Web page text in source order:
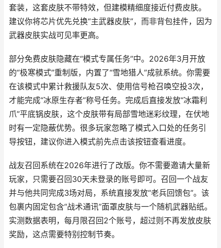
套装，这套皮肤不带特效，但建模精细度接近付费皮肤。
建议你将芯片优先兑换“主武器皮肤”，而非背包挂件，因为
武器皮肤实战可见率更高。
部分免费皮肤隐藏在“模式专属任务”中。2026年3月开放
的“极寒模式”重制版，内置了“雪地猎人”成就系统。你需要
在该模式中累计救援队友5次、使用信号枪召唤空投3次，
才能完成“冰原生存者”称号任务。完成后直接发放“冰霜利
爪”平底锅皮肤，这个皮肤带有局部雪地迷彩纹理，在伏地
时有一定隐蔽优势。很多玩家忽略了模式入口处的任务引
导按钮，建议你进入模式前先点击该按钮查看进度。
战友召回系统在2026年进行了改版。你不需要邀请大量新
玩家，只需要召回30天未登录的账号即可。召回一个战友
并与他共同完成3场对局，系统直接发放“老兵回馈包”。该
包裹内固定包含“战术通讯”面罩皮肤与一个随机武器贴纸。
实测数据表明，每月限召回2个账号，超过则不再发放皮肤
奖励，这点需要特别控制节奏。